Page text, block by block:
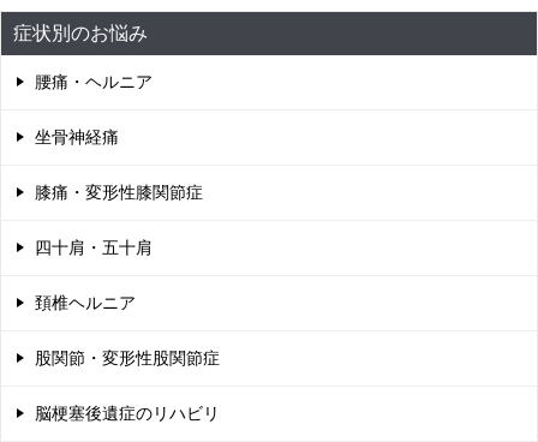
症状別のお悩み
腰痛・ヘルニア
坐骨神経痛
膝痛・変形性膝関節症
四十肩・五十肩
頚椎ヘルニア
股関節・変形性股関節症
脳梗塞後遺症のリハビリ